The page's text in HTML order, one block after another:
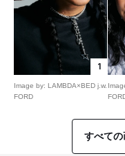
1
Image by: LAMBDA×BED j.w.
FORD
すべて